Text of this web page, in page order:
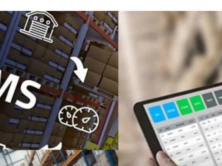
Çadır Yazı Tahtaları
Pet Malzemeleri